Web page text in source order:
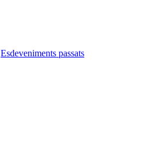
Esdeveniments passats